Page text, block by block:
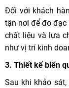
Đối với khách
tận nơi để đo đạc
chất liệu và lựa
như vị trí kinh
3. Thiết kế biển
Sau khi khảo